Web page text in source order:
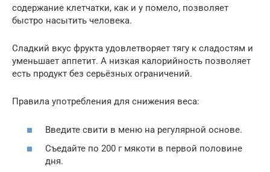
содержание клетчатки, как и у помело, позволяет
быстро насытить человека.
Сладкий вкус фрукта удовлетворяет тягу к сладостям и
уменьшает аппетит. А низкая калорийность позволяет
есть продукт без серьёзных ограничений.
Правила употребления для снижения веса:
Введите свити в меню на регулярной основе.
Съедайте по 200 г мякоти в первой половине
дня.